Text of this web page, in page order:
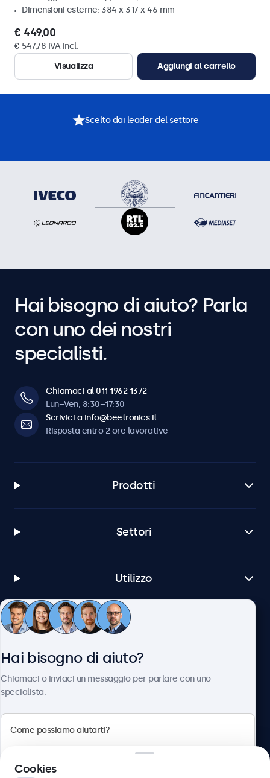
Dimensioni esterne: 384 x 317 x 46 mm
€ 449,00
€ 547,78 IVA incl.
Visualizza
Aggiungi al carrello
Scelto dai leader del settore
Hai bisogno di aiuto? Parla
con uno dei nostri
specialisti.
Chiamaci al 011 1962 1372
Lun–Ven, 8:30–17:30
Scrivici a info@beetronics.it
Risposta entro 2 ore lavorative
Prodotti
Settori
Utilizzo
Servizio Clienti
Hai bisogno di aiuto?
Chiamaci o inviaci un messaggio per parlare con uno
specialista.
Cookies